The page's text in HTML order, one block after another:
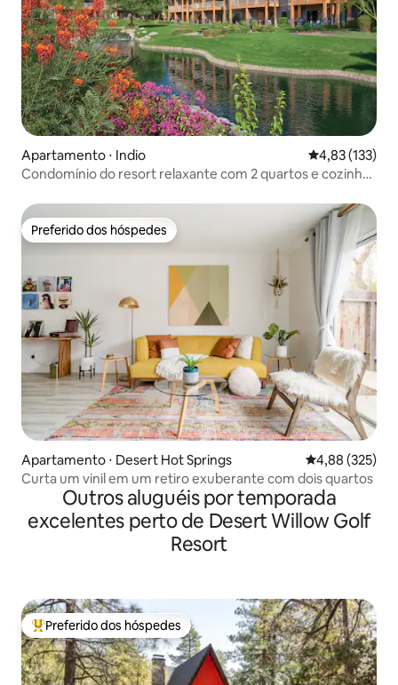
Apartamento ⋅ Indio 4,83 de uma
4,83 (133)
Condomínio do resort relaxante com 2 quartos e cozinha
Preferido dos hóspedes
Preferido dos hóspedes
Apartamento ⋅ Desert Hot Springs 4,88 de uma
4,88 (325)
Curta um vinil em um retiro exuberante com dois quartos
Outros aluguéis por temporada
excelentes perto de Desert Willow Golf
Resort
Entre os melhores preferidos dos hóspedes
Preferido dos hóspedes